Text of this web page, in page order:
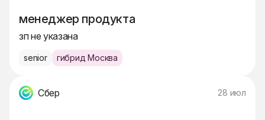
менеджер продукта
зп не указана
senior гибрид Москва
Сбер 28 июл